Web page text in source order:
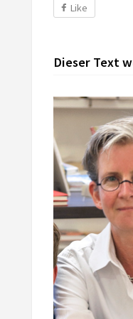
Like
Dieser Text